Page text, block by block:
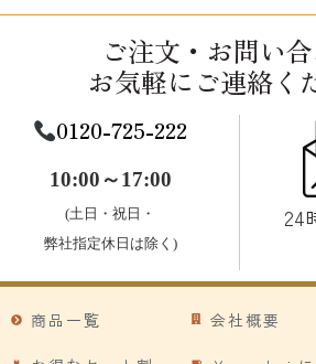
ご注文・お問い
お気軽にご連絡く
0120-725-222
10:00～17:00
(土日・祝日・
弊社指定休日は除く)
24
商品一覧 会社概要